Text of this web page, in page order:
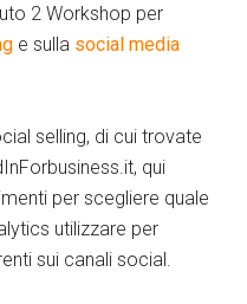
2 Workshop per
e sulla social media
selling, di cui trovate
qui
per scegliere quale
utilizzare per
sui canali social.